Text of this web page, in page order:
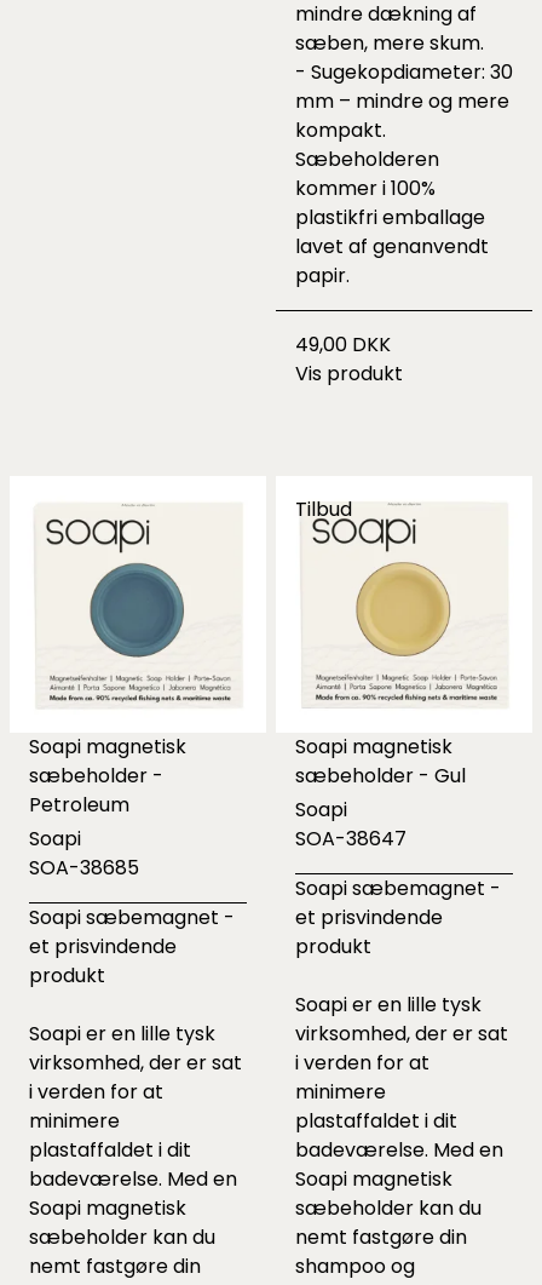
mindre dækning af
sæben, mere skum.
- Sugekopdiameter: 30
mm – mindre og mere
kompakt.
Sæbeholderen
kommer i 100%
plastikfri emballage
lavet af genanvendt
papir.
49,00 DKK
Vis produkt
Soapi magnetisk
sæbeholder -
Petroleum
Soapi
SOA-38685
Soapi sæbemagnet -
et prisvindende
produkt
Soapi er en lille tysk
virksomhed, der er sat
i verden for at
minimere
plastaffaldet i dit
badeværelse. Med en
Soapi magnetisk
sæbeholder kan du
nemt fastgøre din
Tilbud
Soapi magnetisk
sæbeholder - Gul
Soapi
SOA-38647
Soapi sæbemagnet -
et prisvindende
produkt
Soapi er en lille tysk
virksomhed, der er sat
i verden for at
minimere
plastaffaldet i dit
badeværelse. Med en
Soapi magnetisk
sæbeholder kan du
nemt fastgøre din
shampoo og